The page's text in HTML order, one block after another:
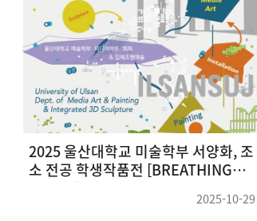
울산대 회화미디어아트 10월 말 전시
예정인<일산수지 공장> 사전 현장 답
2025-10-02